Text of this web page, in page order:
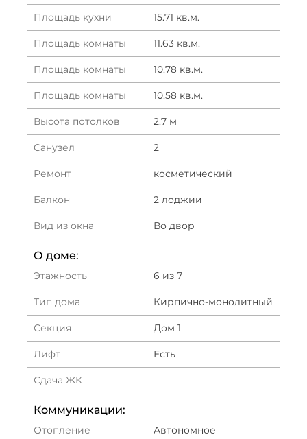
Площадь кухни 15.71 кв.м.
Площадь комнаты 11.63 кв.м.
Площадь комнаты 10.78 кв.м.
Площадь комнаты 10.58 кв.м.
Высота потолков 2.7 м
Санузел 2
Ремонт косметический
Балкон 2 лоджии
Вид из окна Во двор
О доме:
Этажность 6 из 7
Тип дома Кирпично-монолитный
Секция Дом 1
Лифт Есть
Сдача ЖК
Коммуникации:
Отопление Автономное